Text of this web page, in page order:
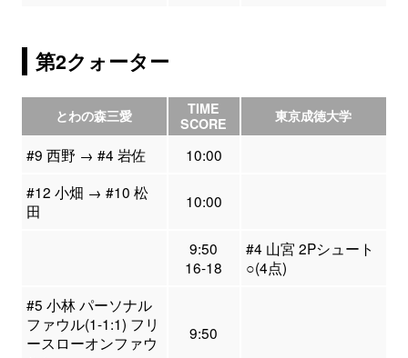
第2クォーター
とわの森三愛
TIME
SCORE
東京成徳大学
#9 西野 → #4 岩佐
10:00
#12 小畑 → #10 松
田
10:00
9:50
16-18
#4 山宮 2Pシュート
○(4点)
#5 小林 パーソナル
ファウル(1-1:1) フリ
ースローオンファウ
9:50